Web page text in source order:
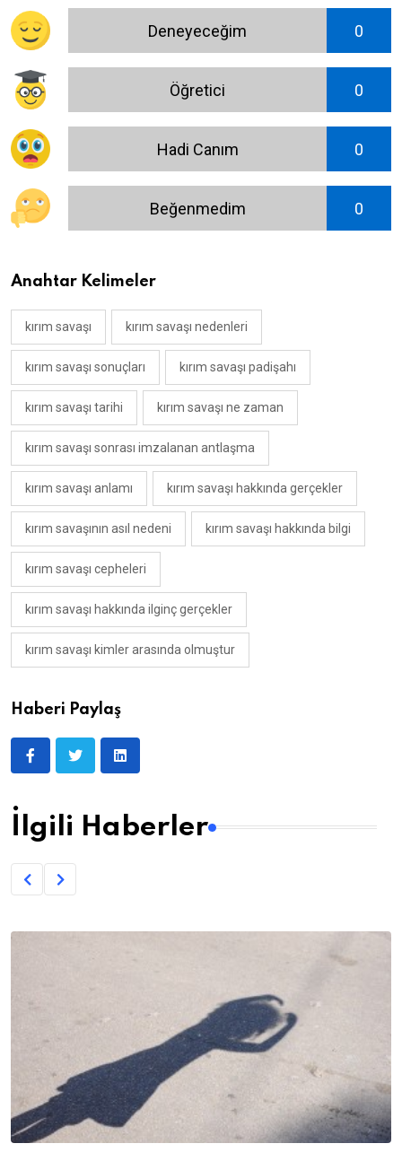
Deneyeceğim 0
Öğretici 0
Hadi Canım 0
Beğenmedim 0
Anahtar Kelimeler
kırım savaşı kırım savaşı nedenleri
kırım savaşı sonuçları kırım savaşı padişahı
kırım savaşı tarihi kırım savaşı ne zaman
kırım savaşı sonrası imzalanan antlaşma
kırım savaşı anlamı kırım savaşı hakkında gerçekler
kırım savaşının asıl nedeni kırım savaşı hakkında bilgi
kırım savaşı cepheleri
kırım savaşı hakkında ilginç gerçekler
kırım savaşı kimler arasında olmuştur
Haberi Paylaş
İlgili Haberler